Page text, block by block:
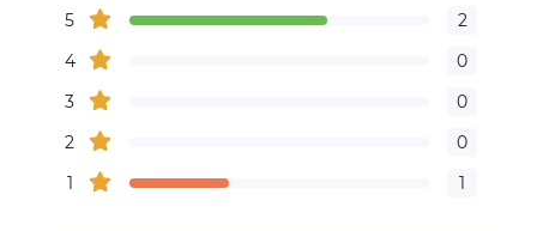
5
2
4
0
3
0
2
0
1
1